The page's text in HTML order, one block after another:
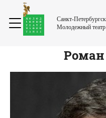
Санкт-
Молодежный
Роман